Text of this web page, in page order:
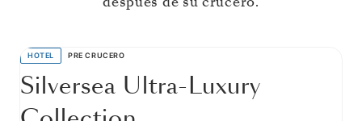
HOTEL PRE CRUCERO
Silversea Ultra-Luxury